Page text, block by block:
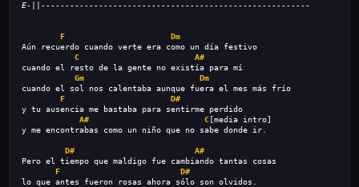
E-||--------------------------------------------------------
F
Dm
Aún recuerdo cuando verte era como un día festivo
C
A#
cuando el resto de la gente no existía para mí
Gm
Dm
cuando el sol nos calentaba aunque fuera el mes más frío
F
D#
y tu ausencia me bastaba para sentirme perdido
A#
C [media intro]
y me encontrabas como un niño que no sabe donde ir.
D#
A#
Pero el tiempo que maldigo fue cambiando tantas cosas
F
D#
lo que antes fueron rosas ahora sólo son olvidos.